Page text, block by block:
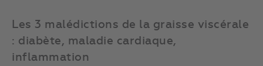
Les 3 malédictions de la graisse viscérale
: diabète, maladie cardiaque,
inflammation